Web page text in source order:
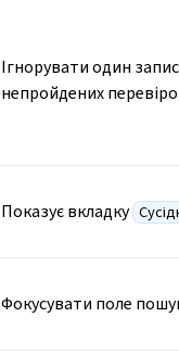
Ігнорувати один
непройдених
Показує вкладку
Фокусувати поле